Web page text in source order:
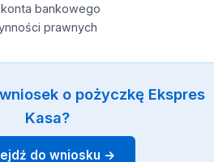
bankowego
prawnych
o pożyczkę Ekspres
Kasa?
do wniosku →